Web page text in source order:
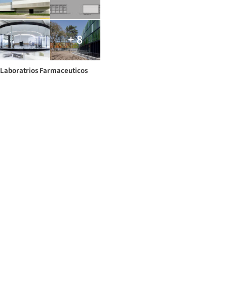
+ 8
Laboratrios Farmaceuticos